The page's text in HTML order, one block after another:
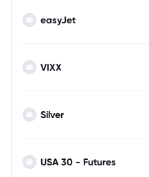
easyJet
VIXX
Silver
USA 30 - Futures